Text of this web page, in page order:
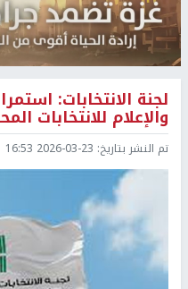
لجنة الانتخابات:
والإعلام للانتخابات المحلية
تم النشر بتاريخ: 2026-03-23 16:53